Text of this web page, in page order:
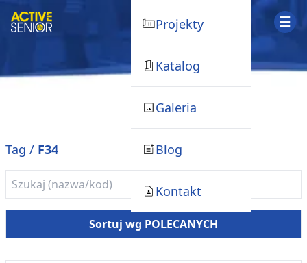
☰
Projekty
Katalog
Galeria
Blog
Kontakt
Tag / F34
Sortuj wg POLECANYCH